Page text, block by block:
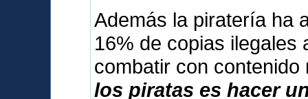
Además la piratería ha
16% de copias ilegales
combatir con
los piratas es hacer